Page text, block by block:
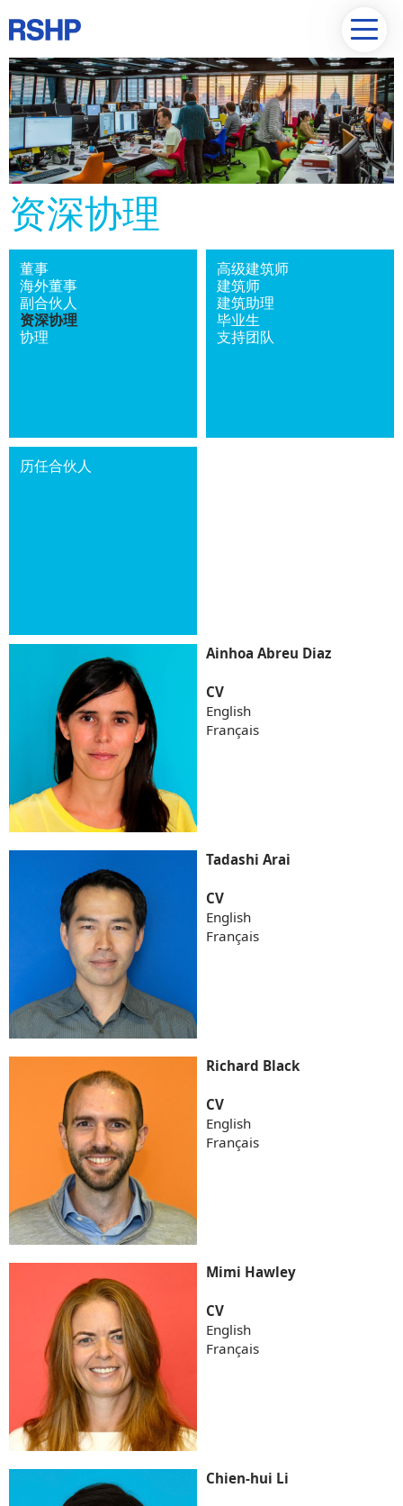
资深协理
董事
海外董事
副合伙人
资深协理
协理
高级建筑师
建筑师
建筑助理
毕业生
支持团队
历任合伙人
Ainhoa Abreu Diaz
CV
English
Français
Tadashi Arai
CV
English
Français
Richard Black
CV
English
Français
Mimi Hawley
CV
English
Français
Chien-hui Li